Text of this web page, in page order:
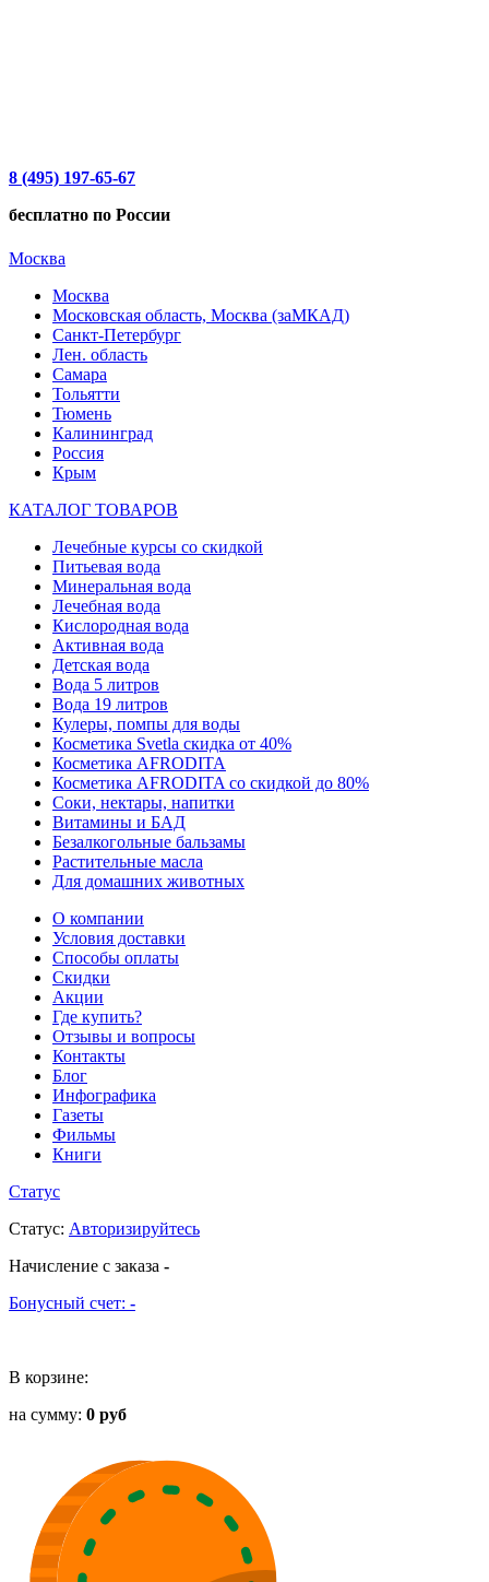
8 (495) 197-65-67
бесплатно по России
Москва
Москва
Московская область, Москва (заМКАД)
Санкт-Петербург
Лен. область
Самара
Тольятти
Тюмень
Калининград
Россия
Крым
КАТАЛОГ ТОВАРОВ
Лечебные курсы со скидкой
Питьевая вода
Минеральная вода
Лечебная вода
Кислородная вода
Активная вода
Детская вода
Вода 5 литров
Вода 19 литров
Кулеры, помпы для воды
Косметика Svetla скидка от 40%
Косметика AFRODITA
Косметика AFRODITA со скидкой до 80%
Соки, нектары, напитки
Витамины и БАД
Безалкогольные бальзамы
Растительные масла
Для домашних животных
О компании
Условия доставки
Способы оплаты
Скидки
Акции
Где купить?
Отзывы и вопросы
Контакты
Блог
Инфографика
Газеты
Фильмы
Книги
Статус
Статус: Авторизируйтесь
Начисление с заказа -
Бонусный счет: -
В корзине:
на сумму: 0 руб